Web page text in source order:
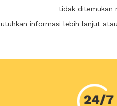
tidak ditemukan
informasi lebih lanjut